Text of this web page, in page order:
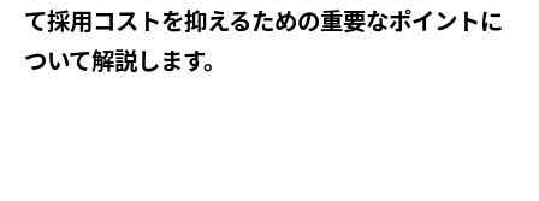
て採用コストを抑えるための重要なポイントに
ついて解説します。